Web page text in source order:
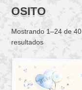
OSITO
Mostrando 1–24 de 40
resultados